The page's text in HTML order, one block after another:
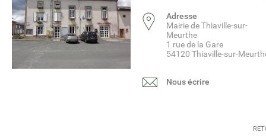
Adresse
Mairie de Thiaville-sur-
Meurthe
1 rue de la Gare
54120 Thiaville-sur-
Nous écrire